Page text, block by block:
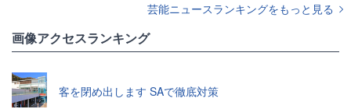
芸能ニュースランキングをもっと見る
画像アクセスランキング
客を閉め出します SAで徹底対策